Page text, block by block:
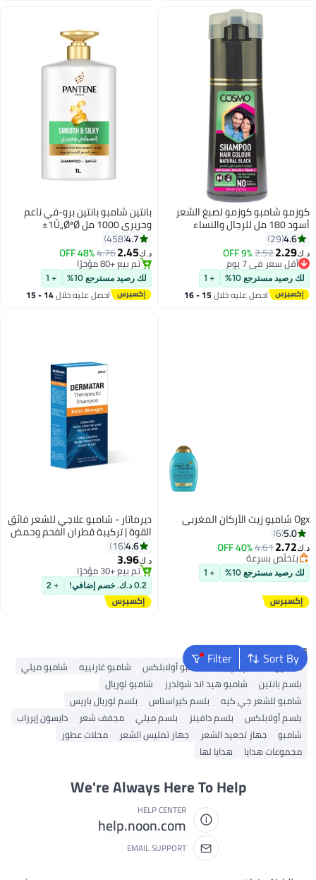
كوزمو شامبو كوزمو لصبغ الشعر
أسود 180 مل للرجال والنساء
4.6
29
د.ك‏2.29
2.52
9% OFFأقل سعر في 7 يوم
تم بيع +130 مؤخرًا
أقل سعر في 7 يوم
لك رصيد مسترجع 10% + 1
احصل عليه خلال 15 - 16
بانتين شامبو بانتين برو-في ناعم
وحريري 1000 مل 1Ù„ØªØ±
4.7
458
د.ك‏2.45
4.76
48% OFF
تم بيع +80 مؤخرًا
تم بيع +80 مؤخرًا
لك رصيد مسترجع 10% + 1
احصل عليه خلال 14 - 15
Ogx شامبو زيت الأركان المغربي
5.0
6
د.ك‏2.72
4.61
40% OFFبتخلّص بسرعة
تم بيع +70 مؤخرًا
بتخلّص بسرعة
لك رصيد مسترجع 10% + 1
ديرماتار - شامبو علاجي للشعر فائق
القوة | تركيبة قطران الفحم وحمض
الساليسيليك | يعالج قشرة الرأس
العنيدة | التهاب الجلد وتقشر فروة
الرأس | جفاف وحكة فروة الرأس
مل
4.6
16
د.ك‏3.96
تم بيع +30 مؤخرًا
تم بيع +30 مؤخرًا0.2 د.ك. خصم إضافي! + 2
Sort By
FilterPopular Searches
دايسون بلسم غارنييه شامبو أولابلكس شامبو غارنييه
شامبو ميلي
بلسم بانتين
شامبو هيد اند شولدرز
شامبو لوريال
شامبو للشعر جي كيه
بلسم كيراستاس
بلسم لوريال باريس
بلسم أولابلكس
بلسم دافينز بلسم ميلي مجفف شعر
دايسون إيرراب
شامبو
جهاز تجعيد الشعر جهاز تمليس الشعر
محلات عطور
مجموعات هدايا
هدايا لها
We're Always Here To Help
HELP CENTER
help.noon.com
EMAIL SUPPORT